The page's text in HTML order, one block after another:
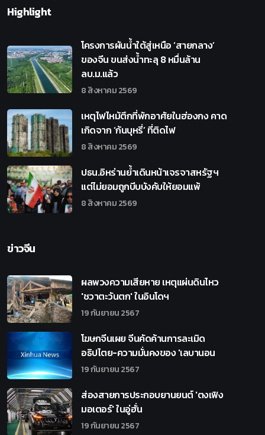
Highlight
โครงการผันน้ำใต้สู่เหนือ ‘สายกลาง’
ของจีน ขนส่งน้ำทะลุ 8 หมื่นล้าน
ลบ.ม.แล้ว
8 สิงหาคม 2569
เหตุไฟไหม้ตึกที่พักอาศัยในฮ่องกง คาด
เกิดจาก ‘ก้นบุหรี่’ ที่ติดไฟ
8 สิงหาคม 2569
ปธน.อิหร่านย้ำเดินหน้าเจรจาสหรัฐฯ
แต่ไม่ยอมถูกบีบบังคับให้ยอมแพ้
8 สิงหาคม 2569
ข่าวจีน
ผลพวงความเสียหาย เหตุแผ่นดินไหว
'ชวาตะวันตก' ในอินโดฯ
19 กันยายน 2567
โฆษกจีนเผย จีนคัดค้านการละเมิด
อธิปไตย-ความมั่นคงของ 'เลบานอน
19 กันยายน 2567
ส่องสายการประกอบยานยนต์ 'ตงเฟิง
มอเตอร์' ในอู่ฮั่น
19 กันยายน 2567